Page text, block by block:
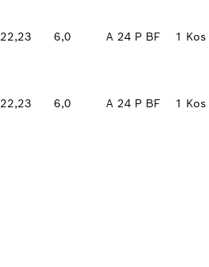
22,23 6,0 A 24 P BF 1 Kos
22,23 6,0 A 24 P BF 1 Kos